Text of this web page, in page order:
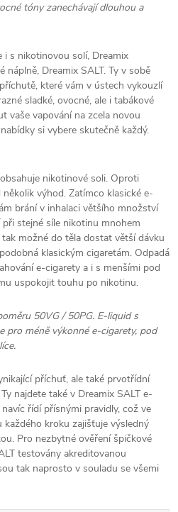
tóny zanechávají dlouhou a
i s nikotinovou solí, Dreamix
náplně, Dreamix SALT. Ty v sobě
které vám v ústech vykouzlí
sladké, ovocné, ale i tabákové
vaše vapování na zcela novou
si vybere skutečně každý.
nikotinové soli. Oproti
výhod. Zatímco klasické e-
brání v inhalaci většího množství
stejné síle nikotinu mnohem
možné do těla dostat větší dávku
klasickým cigaretám. Odpadá
e-cigarety a i s menšími pod
uspokojit touhu po nikotinu.
50VG / 50PG. E-liquid s
pro méně výkonné e-cigarety, pod
příchuť, ale také prvotřídní
najdete také v Dreamix SALT e-
řídí přísnými pravidly, což ve
kroku zajišťuje výsledný
Pro nezbytné ověření špičkové
testovány akreditovanou
tak naprosto v souladu se všemi